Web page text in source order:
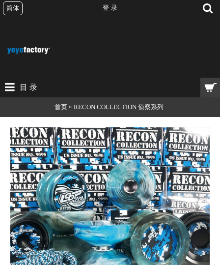
简体 登 录
目 录
首页 » RECON COLLECTION 侦察系列